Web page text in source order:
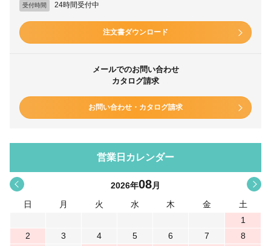
受付時間 24時間受付中
注文書ダウンロード
メールでのお問い合わせ
カタログ請求
お問い合わせ・カタログ請求
営業日カレンダー
< 2026年08月
日
月 火 水 木 金
土
1
2
3 4 5 6 7
8